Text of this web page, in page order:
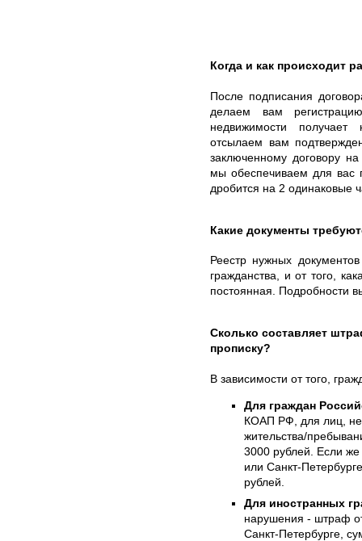
Когда и как происходит
После подписания
делаем вам
недвижимости
отсылаем вам
заключенному договору
мы обеспечиваем для вас
дробится на 2 одинаковые
Какие документы
Реестр нужных
гражданства, и от того,
постоянная. Подробности
Сколько составляет
прописку?
В зависимости от того,
Для граждан
КОАП РФ, для лиц,
жительства/
3000 рублей. Если
или Санкт-
рублей.
Для иностранных
нарушения - штраф
Санкт-Петербурге,